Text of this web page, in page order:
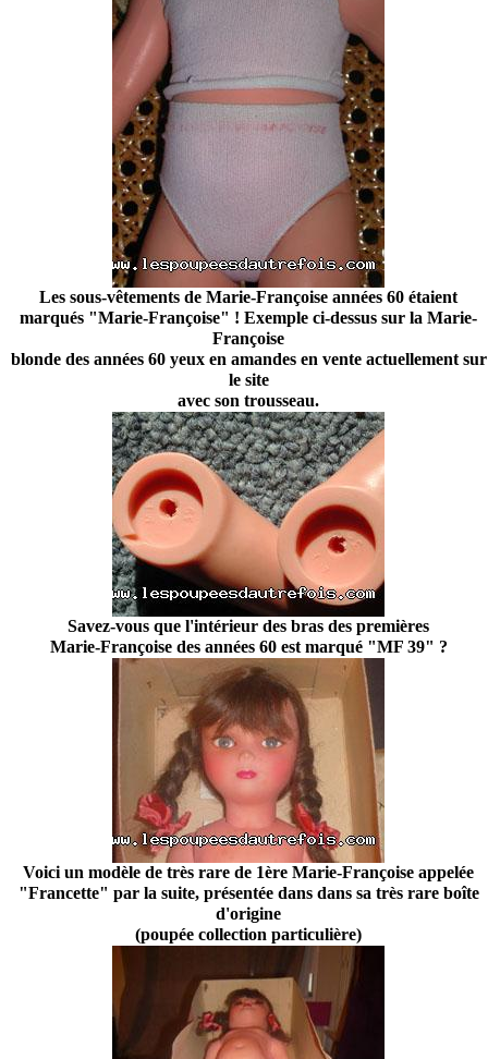
Les sous-vêtements de Marie-Françoise années 60 étaient
marqués "Marie-Françoise" ! Exemple ci-dessus sur la Marie-
Françoise
blonde des années 60 yeux en amandes en vente actuellement sur
le site
avec son trousseau.
Savez-vous que l'intérieur des bras des premières
Marie-Françoise des années 60 est marqué "MF 39" ?
Voici un modèle de très rare de 1ère Marie-Françoise appelée
"Francette" par la suite, présentée dans dans sa très rare boîte
d'origine
(poupée collection particulière)